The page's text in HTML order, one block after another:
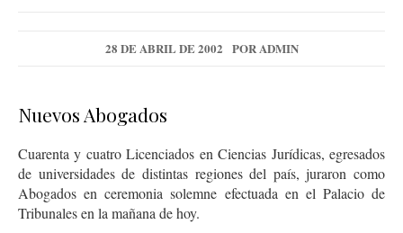
28 DE ABRIL DE 2002 POR ADMIN
Nuevos Abogados
Cuarenta y cuatro Licenciados en Ciencias Jurídicas, egresados
de universidades de distintas regiones del país, juraron como
Abogados en ceremonia solemne efectuada en el Palacio de
Tribunales en la mañana de hoy.